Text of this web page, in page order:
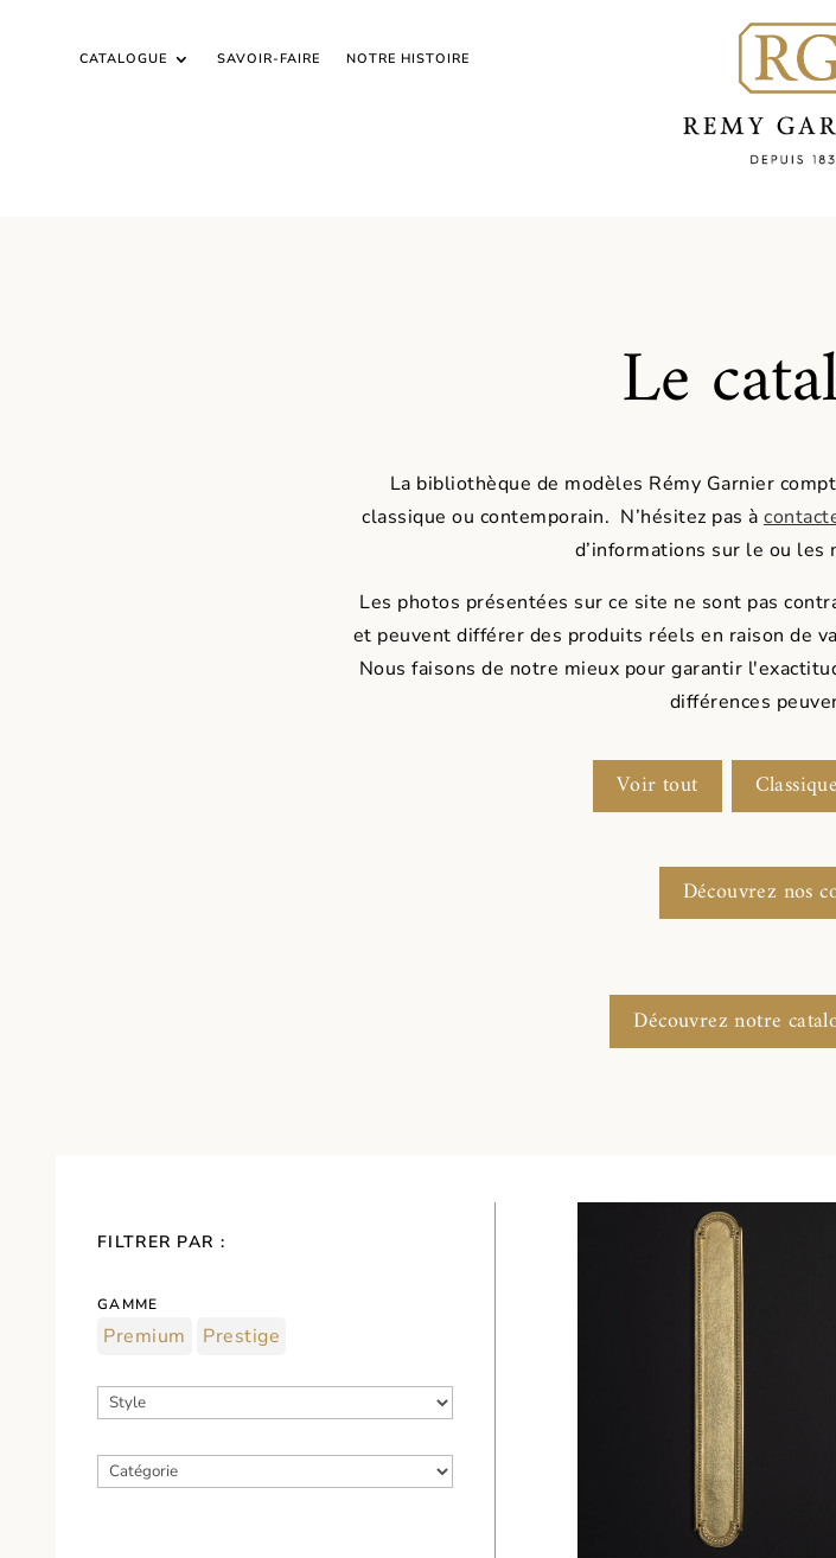
CATALOGUE SAVOIR-FAIRE NOTRE HISTOIRE
Le
La bibliothèque de modèles Rémy Garnier
classique ou contemporain. N’hésitez pas à
d’informations sur le ou les
Les photos présentées sur ce site ne sont pas
et peuvent différer des produits réels en raison de
Nous faisons de notre mieux pour garantir
différences
Voir tout Classique
Découvrez nos
Découvrez notre
FILTRER PAR :
GAMME
Premium Prestige